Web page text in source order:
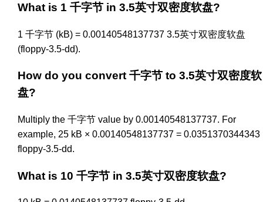
What is 1 千字节 in 3.5英寸双密度软盘?
1 千字节 (kB) = 0.00140548137737 3.5英寸双密度软盘
(floppy-3.5-dd).
How do you convert 千字节 to 3.5英寸双密度软
盘?
Multiply the 千字节 value by 0.00140548137737. For
example, 25 kB × 0.00140548137737 = 0.0351370344343
floppy-3.5-dd.
What is 10 千字节 in 3.5英寸双密度软盘?